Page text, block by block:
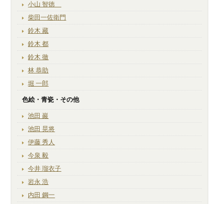
小山 智徳
柴田一佐衛門
鈴木 藏
鈴木 都
鈴木 徹
林 恭助
堀 一郎
色絵・青瓷・その他
池田 巖
池田 晃将
伊藤 秀人
今泉 毅
今井 瑠衣子
岩永 浩
内田 鋼一